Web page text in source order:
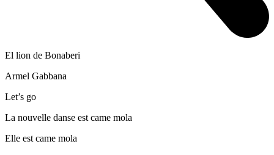
El lion de Bonaberi
Armel Gabbana
Let’s go
La nouvelle danse est came mola
Elle est came mola